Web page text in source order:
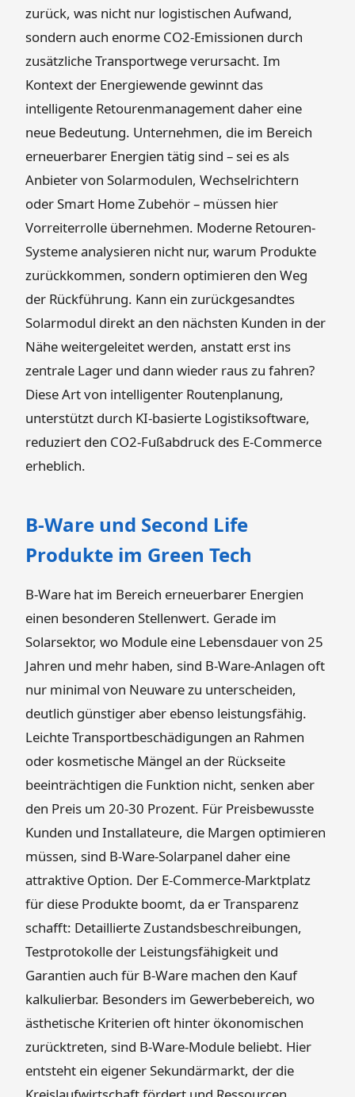
zurück, was nicht nur logistischen Aufwand,
sondern auch enorme CO2-Emissionen durch
zusätzliche Transportwege verursacht. Im
Kontext der Energiewende gewinnt das
intelligente Retourenmanagement daher eine
neue Bedeutung. Unternehmen, die im Bereich
erneuerbarer Energien tätig sind – sei es als
Anbieter von Solarmodulen, Wechselrichtern
oder Smart Home Zubehör – müssen hier
Vorreiterrolle übernehmen. Moderne Retouren-
Systeme analysieren nicht nur, warum Produkte
zurückkommen, sondern optimieren den Weg
der Rückführung. Kann ein zurückgesandtes
Solarmodul direkt an den nächsten Kunden in der
Nähe weitergeleitet werden, anstatt erst ins
zentrale Lager und dann wieder raus zu fahren?
Diese Art von intelligenter Routenplanung,
unterstützt durch KI-basierte Logistiksoftware,
reduziert den CO2-Fußabdruck des E-Commerce
erheblich.
B-Ware und Second Life
Produkte im Green Tech
B-Ware hat im Bereich erneuerbarer Energien
einen besonderen Stellenwert. Gerade im
Solarsektor, wo Module eine Lebensdauer von 25
Jahren und mehr haben, sind B-Ware-Anlagen oft
nur minimal von Neuware zu unterscheiden,
deutlich günstiger aber ebenso leistungsfähig.
Leichte Transportbeschädigungen an Rahmen
oder kosmetische Mängel an der Rückseite
beeinträchtigen die Funktion nicht, senken aber
den Preis um 20-30 Prozent. Für Preisbewusste
Kunden und Installateure, die Margen optimieren
müssen, sind B-Ware-Solarpanel daher eine
attraktive Option. Der E-Commerce-Marktplatz
für diese Produkte boomt, da er Transparenz
schafft: Detaillierte Zustandsbeschreibungen,
Testprotokolle der Leistungsfähigkeit und
Garantien auch für B-Ware machen den Kauf
kalkulierbar. Besonders im Gewerbebereich, wo
ästhetische Kriterien oft hinter ökonomischen
zurücktreten, sind B-Ware-Module beliebt. Hier
entsteht ein eigener Sekundärmarkt, der die